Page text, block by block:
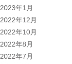
2023年1月
2022年12月
2022年10月
2022年8月
2022年7月